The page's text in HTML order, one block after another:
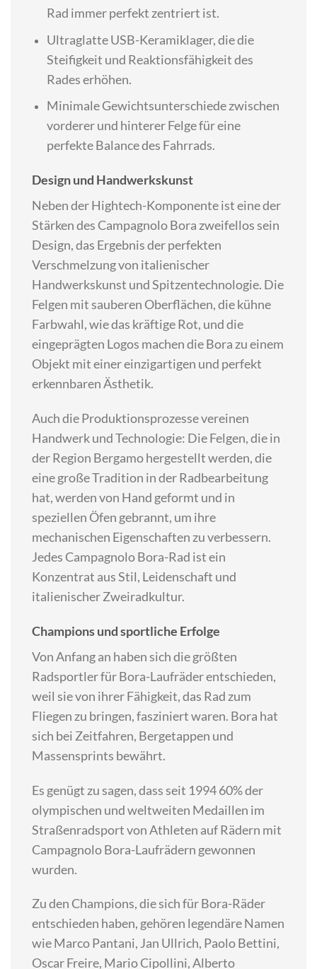
Rad immer perfekt zentriert ist.
Ultraglatte USB-Keramiklager, die die
Steifigkeit und Reaktionsfähigkeit des
Rades erhöhen.
Minimale Gewichtsunterschiede zwischen
vorderer und hinterer Felge für eine
perfekte Balance des Fahrrads.
Design und Handwerkskunst
Neben der Hightech-Komponente ist eine der
Stärken des Campagnolo Bora zweifellos sein
Design, das Ergebnis der perfekten
Verschmelzung von italienischer
Handwerkskunst und Spitzentechnologie. Die
Felgen mit sauberen Oberflächen, die kühne
Farbwahl, wie das kräftige Rot, und die
eingeprägten Logos machen die Bora zu einem
Objekt mit einer einzigartigen und perfekt
erkennbaren Ästhetik.
Auch die Produktionsprozesse vereinen
Handwerk und Technologie: Die Felgen, die in
der Region Bergamo hergestellt werden, die
eine große Tradition in der Radbearbeitung
hat, werden von Hand geformt und in
speziellen Öfen gebrannt, um ihre
mechanischen Eigenschaften zu verbessern.
Jedes Campagnolo Bora-Rad ist ein
Konzentrat aus Stil, Leidenschaft und
italienischer Zweiradkultur.
Champions und sportliche Erfolge
Von Anfang an haben sich die größten
Radsportler für Bora-Laufräder entschieden,
weil sie von ihrer Fähigkeit, das Rad zum
Fliegen zu bringen, fasziniert waren. Bora hat
sich bei Zeitfahren, Bergetappen und
Massensprints bewährt.
Es genügt zu sagen, dass seit 1994 60% der
olympischen und weltweiten Medaillen im
Straßenradsport von Athleten auf Rädern mit
Campagnolo Bora-Laufrädern gewonnen
wurden.
Zu den Champions, die sich für Bora-Räder
entschieden haben, gehören legendäre Namen
wie Marco Pantani, Jan Ullrich, Paolo Bettini,
Oscar Freire, Mario Cipollini, Alberto